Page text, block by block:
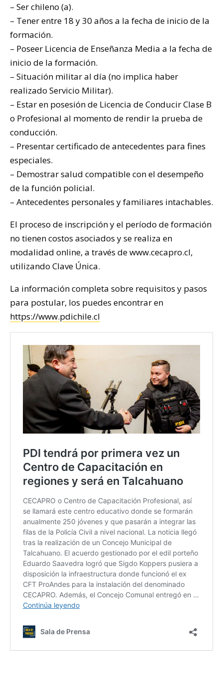
– Ser chileno (a).
– Tener entre 18 y 30 años a la fecha de inicio de la
formación.
– Poseer Licencia de Enseñanza Media a la fecha de
inicio de la formación.
– Situación militar al día (no implica haber
realizado Servicio Militar).
– Estar en posesión de Licencia de Conducir Clase B
o Profesional al momento de rendir la prueba de
conducción.
– Presentar certificado de antecedentes para fines
especiales.
– Demostrar salud compatible con el desempeño
de la función policial.
– Antecedentes personales y familiares intachables.
El proceso de inscripción y el período de formación
no tienen costos asociados y se realiza en
modalidad online, a través de www.cecapro.cl,
utilizando Clave Única.
La información completa sobre requisitos y pasos
para postular, los puedes encontrar en
https://www.pdichile.cl